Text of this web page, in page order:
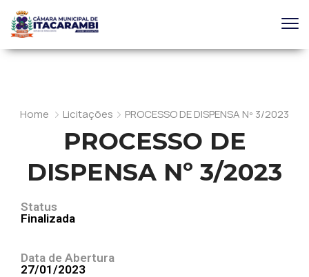
Home Licitações PROCESSO DE DISPENSA Nº 3/2023
PROCESSO DE
DISPENSA Nº 3/2023
Status
Finalizada
Data de Abertura
27/01/2023